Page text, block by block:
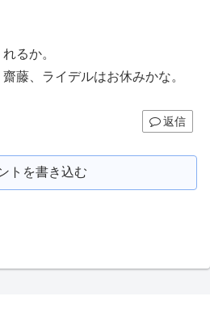
るか。
藤、ライデルはお休みかな。
返信
トを書き込む